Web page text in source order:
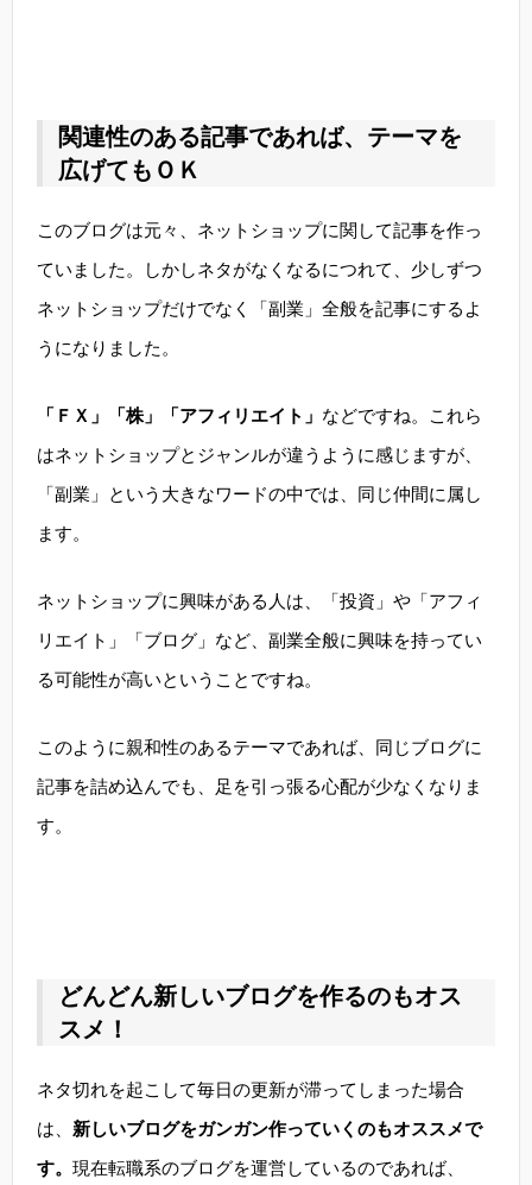
関連性のある記事であれば、テーマを
広げてもＯＫ
このブログは元々、ネットショップに関して記事を作っ
ていました。しかしネタがなくなるにつれて、少しずつ
ネットショップだけでなく「副業」全般を記事にするよ
うになりました。
「ＦＸ」「株」「アフィリエイト」 などですね。これら
はネットショップとジャンルが違うように感じますが、
「副業」という大きなワードの中では、同じ仲間に属し
ます。
ネットショップに興味がある人は、「投資」や「アフィ
リエイト」「ブログ」など、副業全般に興味を持ってい
る可能性が高いということですね。
このように親和性のあるテーマであれば、同じブログに
記事を詰め込んでも、足を引っ張る心配が少なくなりま
す。
どんどん新しいブログを作るのもオス
スメ！
ネタ切れを起こして毎日の更新が滞ってしまった場合
は、 新しいブログをガンガン作っていくのもオススメで
す。 現在転職系のブログを運営しているのであれば、